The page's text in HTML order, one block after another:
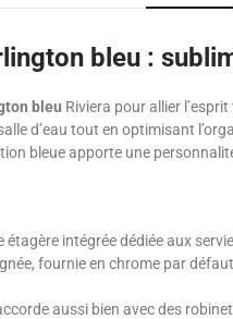
bleu :
bleu Riviera pour allier
d’eau tout en optimisant
bleue apporte une
étagère intégrée dédiée aux
fournie en chrome par
aussi bien avec des